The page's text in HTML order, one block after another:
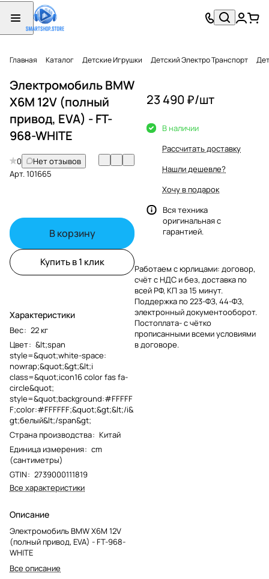
Главная Каталог Детские Игрушки Детский Электро Транспорт
Электромобиль BMW
X6M 12V (полный
привод, EVA) - FT-
968-WHITE
0
Нет отзывов
Арт.101665
В корзину
Купить в 1 клик
Характеристики
Вес: 22 кг
Цвет: &lt;span
style=&quot;white-space:
nowrap;&quot;&gt;&lt;i
class=&quot;icon16 color fas fa-
circle&quot;
style=&quot;background:#FFFFF
F;color:#FFFFFF;&quot;&gt;&lt;/i&
gt;белый&lt;/span&gt;
Страна производства: Китай
Единица измерения: cm
(сантиметры)
GTIN: 2739000111819
Все характеристики
Описание
Электромобиль BMW X6M 12V
(полный привод, EVA) - FT-968-
WHITE
Все описание
23 490 ₽/шт
В наличии
Рассчитать доставку
Нашли дешевле?
Хочу в подарок
Вся техника
оригинальная с
гарантией.
Работаем с юрлицами: договор,
счёт с НДС и без, доставка по
всей РФ, КП за 15 минут.
Поддержка по 223-ФЗ, 44-ФЗ,
электронный документооборот.
Постоплата- с чётко
прописанными всеми условиями
в договоре.